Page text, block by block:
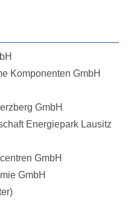
Komponenten GmbH
GmbH
Energiepark Lausitz
GmbH
GmbH